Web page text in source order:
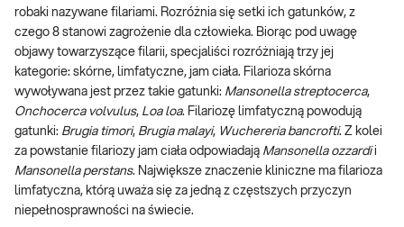
robaki nazywane filariami. Rozróżnia się setki ich gatunków, z
czego 8 stanowi zagrożenie dla człowieka. Biorąc pod uwagę
objawy towarzyszące filarii, specjaliści rozróżniają trzy jej
kategorie: skórne, limfatyczne, jam ciała. Filarioza skórna
wywoływana jest przez takie gatunki: Mansonella streptocerca,
Onchocerca volvulus, Loa loa. Filariozę limfatyczną powodują
gatunki: Brugia timori, Brugia malayi, Wuchereria bancrofti. Z kolei
za powstanie filariozy jam ciała odpowiadają Mansonella ozzardii
Mansonella perstans. Największe znaczenie kliniczne ma filarioza
limfatyczna, którą uważa się za jedną z częstszych przyczyn
niepełnosprawności na świecie.